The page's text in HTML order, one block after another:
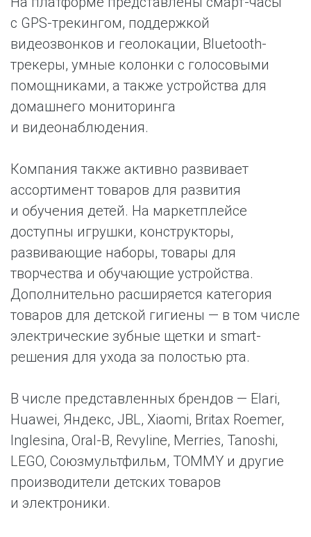
с GPS-трекингом, поддержкой
видеозвонков и геолокации, Bluetooth-
трекеры, умные колонки с голосовыми
помощниками, а также устройства для
домашнего мониторинга
и видеонаблюдения.
Компания также активно развивает
ассортимент товаров для развития
и обучения детей. На маркетплейсе
доступны игрушки, конструкторы,
развивающие наборы, товары для
творчества и обучающие устройства.
Дополнительно расширяется категория
товаров для детской гигиены — в том числе
электрические зубные щетки и smart-
решения для ухода за полостью рта.
В числе представленных брендов — Elari,
Huawei, Яндекс, JBL, Xiaomi, Britax Roemer,
Inglesina, Oral-B, Revyline, Merries, Tanoshi,
LEGO, Союзмультфильм, TOMMY и другие
производители детских товаров
и электроники.